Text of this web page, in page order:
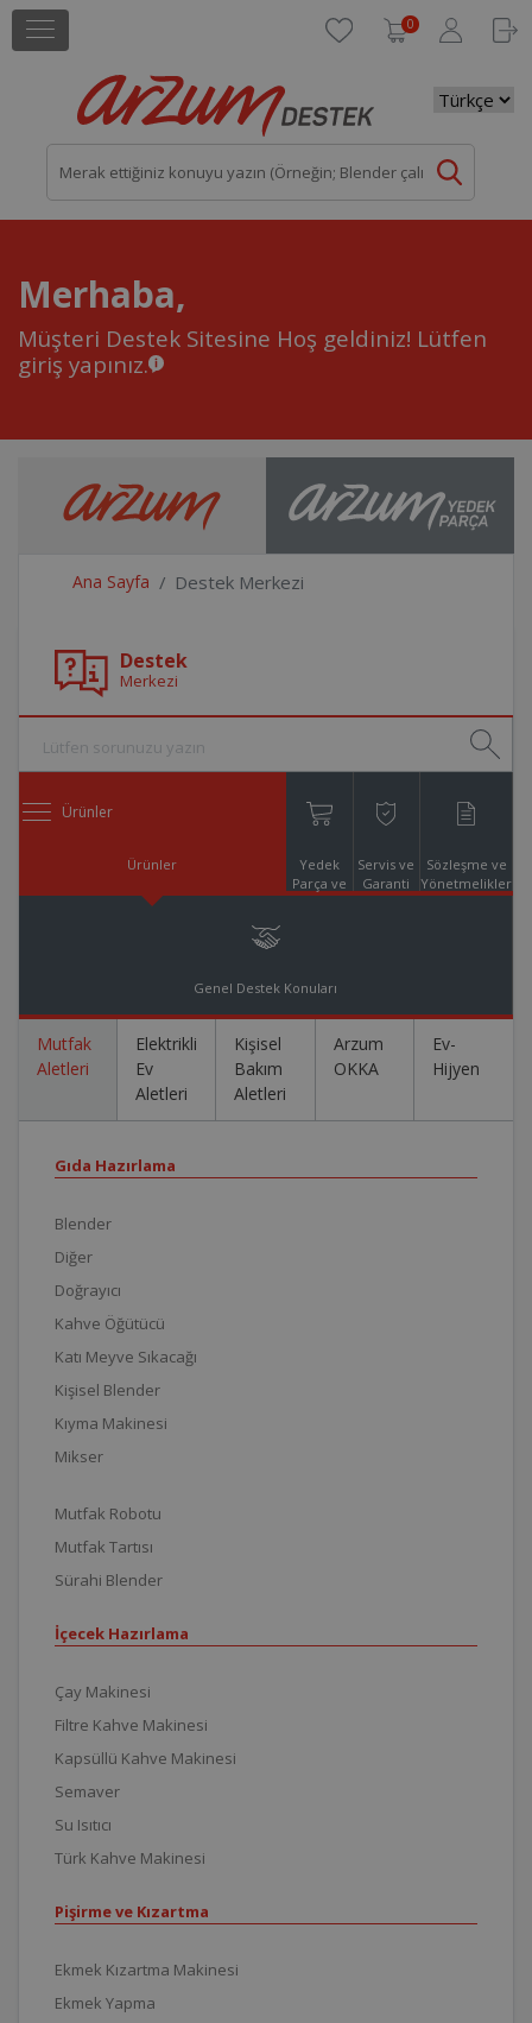
0
Merhaba,
Müşteri Destek Sitesine Hoş geldiniz! Lütfen
giriş yapınız.
Ana Sayfa Destek Merkezi
Destek
Merkezi
Ürünler
Ürünler
Yedek
Parça ve
Servis ve
Garanti
Sözleşme ve
Yönetmelikler
Genel Destek Konuları
Mutfak
Aletleri
Elektrikli
Ev
Aletleri
Kişisel
Bakım
Aletleri
Arzum
OKKA
Ev-
Hijyen
Gıda Hazırlama
Blender
Diğer
Doğrayıcı
Kahve Öğütücü
Katı Meyve Sıkacağı
Kişisel Blender
Kıyma Makinesi
Mikser
Mutfak Robotu
Mutfak Tartısı
Sürahi Blender
İçecek Hazırlama
Çay Makinesi
Filtre Kahve Makinesi
Kapsüllü Kahve Makinesi
Semaver
Su Isıtıcı
Türk Kahve Makinesi
Pişirme ve Kızartma
Ekmek Kızartma Makinesi
Ekmek Yapma